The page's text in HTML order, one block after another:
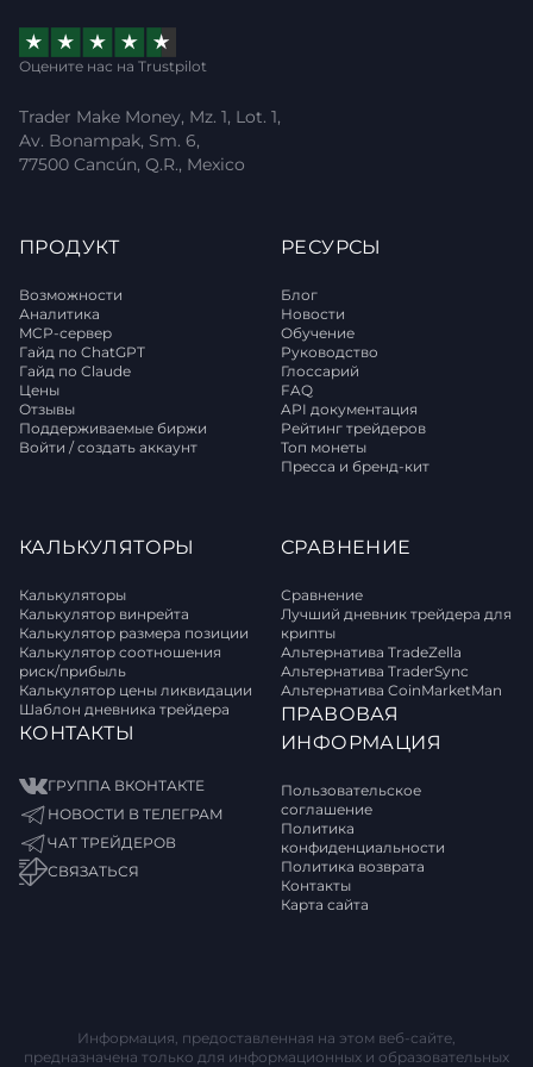
Оцените нас на Trustpilot
Trader Make Money, Mz. 1, Lot. 1,
Av. Bonampak, Sm. 6,
77500 Cancún, Q.R., Mexico
ПРОДУКТ
Возможности
Аналитика
MCP-сервер
Гайд по ChatGPT
Гайд по Claude
Цены
Отзывы
Поддерживаемые биржи
Войти / создать аккаунт
РЕСУРСЫ
Блог
Новости
Обучение
Руководство
Глоссарий
FAQ
API документация
Рейтинг трейдеров
Топ монеты
Пресса и бренд-кит
КАЛЬКУЛЯТОРЫ
Калькуляторы
Калькулятор винрейта
Калькулятор размера позиции
Калькулятор соотношения
риск/прибыль
Калькулятор цены ликвидации
Шаблон дневника трейдера
КОНТАКТЫ
ГРУППА ВКОНТАКТЕ
НОВОСТИ В ТЕЛЕГРАМ
ЧАТ ТРЕЙДЕРОВ
СВЯЗАТЬСЯ
СРАВНЕНИЕ
Сравнение
Лучший дневник трейдера для
крипты
Альтернатива TradeZella
Альтернатива TraderSync
Альтернатива CoinMarketMan
ПРАВОВАЯ
ИНФОРМАЦИЯ
Пользовательское
соглашение
Политика
конфиденциальности
Политика возврата
Контакты
Карта сайта
Информация, предоставленная на этом веб-сайте,
предназначена только для информационных и образовательных